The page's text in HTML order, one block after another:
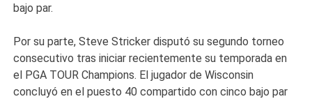
bajo par.
Por su parte, Steve Stricker disputó su segundo torneo
consecutivo tras iniciar recientemente su temporada en
el PGA TOUR Champions. El jugador de Wisconsin
concluyó en el puesto 40 compartido con cinco bajo par